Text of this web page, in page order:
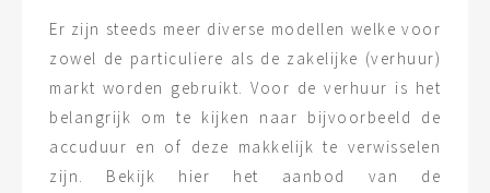
Er zijn steeds meer diverse modellen welke voor
zowel de particuliere als de zakelijke (verhuur)
markt worden gebruikt. Voor de verhuur is het
belangrijk om te kijken naar bijvoorbeeld de
accuduur en of deze makkelijk te verwisselen
zijn. Bekijk hier het aanbod van de